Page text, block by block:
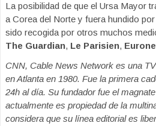
La posibilidad de que el Ursa Mayor
a Corea del Norte y fuera hundido
sido recogida por otros muchos
The Guardian, Le Parisien,
CNN, Cable News Network es una
en Atlanta en 1980. Fue la primera
24h al día. Su fundador fue el
actualmente es propiedad de la
considera que su línea editorial es